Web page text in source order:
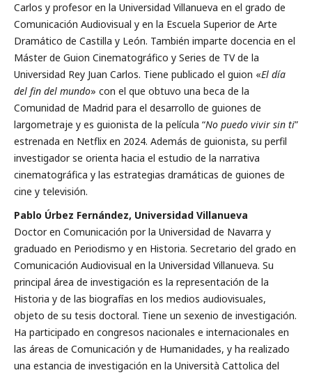
Carlos y profesor en la Universidad Villanueva en el grado de
Comunicación Audiovisual y en la Escuela Superior de Arte
Dramático de Castilla y León. También imparte docencia en el
Máster de Guion Cinematográfico y Series de TV de la
Universidad Rey Juan Carlos. Tiene publicado el guion «El día
del fin del mundo» con el que obtuvo una beca de la
Comunidad de Madrid para el desarrollo de guiones de
largometraje y es guionista de la película “No puedo vivir sin ti”
estrenada en Netflix en 2024. Además de guionista, su perfil
investigador se orienta hacia el estudio de la narrativa
cinematográfica y las estrategias dramáticas de guiones de
cine y televisión.
Pablo Úrbez Fernández, Universidad Villanueva
Doctor en Comunicación por la Universidad de Navarra y
graduado en Periodismo y en Historia. Secretario del grado en
Comunicación Audiovisual en la Universidad Villanueva. Su
principal área de investigación es la representación de la
Historia y de las biografías en los medios audiovisuales,
objeto de su tesis doctoral. Tiene un sexenio de investigación.
Ha participado en congresos nacionales e internacionales en
las áreas de Comunicación y de Humanidades, y ha realizado
una estancia de investigación en la Università Cattolica del